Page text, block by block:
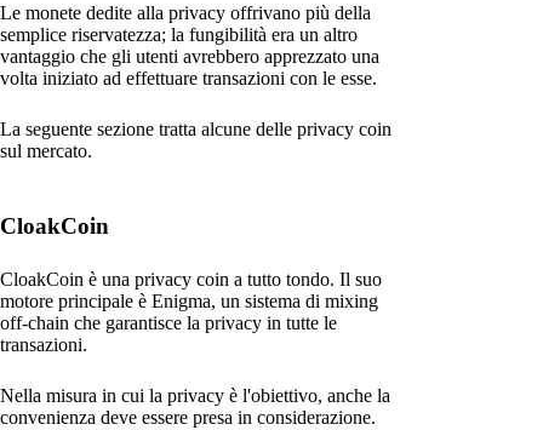
Le monete dedite alla privacy offrivano più della
semplice riservatezza; la fungibilità era un altro
vantaggio che gli utenti avrebbero apprezzato una
volta iniziato ad effettuare transazioni con le esse.
La seguente sezione tratta alcune delle privacy coin
sul mercato.
CloakCoin
CloakCoin è una privacy coin a tutto tondo. Il suo
motore principale è Enigma, un sistema di mixing
off-chain che garantisce la privacy in tutte le
transazioni.
Nella misura in cui la privacy è l'obiettivo, anche la
convenienza deve essere presa in considerazione.